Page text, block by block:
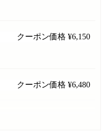
クーポン価格 ¥6,150
クーポン価格 ¥6,480